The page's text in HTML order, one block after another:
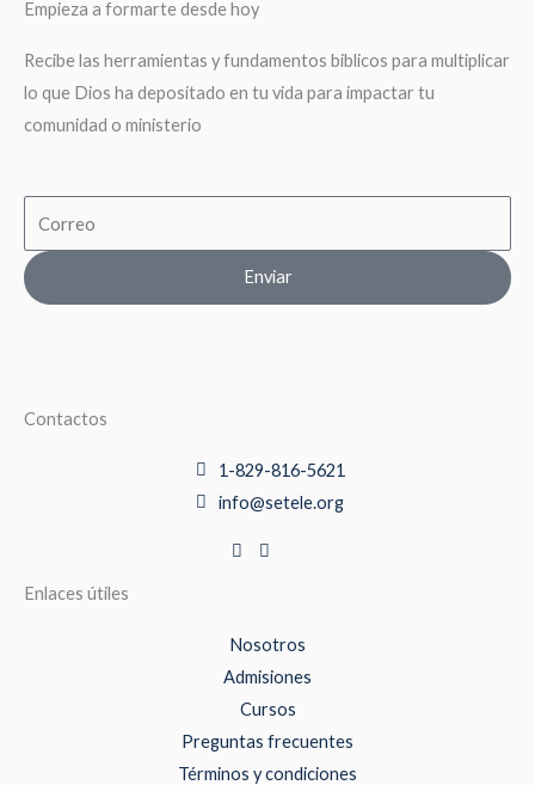
Empieza a formarte desde hoy
Recibe las herramientas y fundamentos biblicos para multiplicar
lo que Dios ha depositado en tu vida para impactar tu
comunidad o ministerio
Enviar
Contactos
1-829-816-5621
info@setele.org
Enlaces útiles
Nosotros
Admisiones
Cursos
Preguntas frecuentes
Términos y condiciones